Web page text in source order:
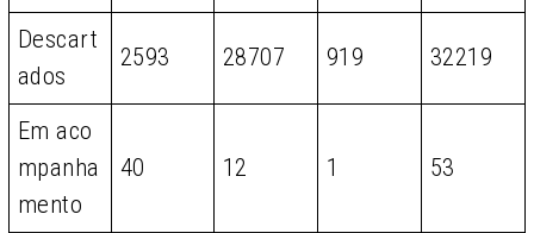
Descart
ados
2593 28707 919 32219
Em aco
mpanha
mento
40 12 1 53